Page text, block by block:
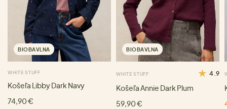
BIOBAVLNA
WHITE STUFF
Košeľa Libby Dark Navy
74,90 €
BIOBAVLNA
WHITE STUFF 4.9
Košeľa Annie Dark Plum
59,90 €